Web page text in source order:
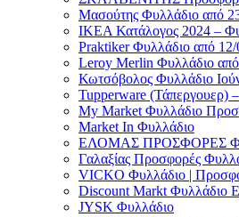
Μασούτης Φυλλάδιο από
ΙΚΕΑ Κατάλογος 2024 –
Praktiker Φυλλάδιο από
Leroy Merlin Φυλλάδιο
Κωτσόβολος Φυλλάδιο
Tupperware (Τάπεργουερ)
My Market Φυλλάδιο
Market In Φυλλάδιο
ΕΛΟΜΑΣ ΠΡΟΣΦΟΡΕΣ
Γαλαξίας Προσφορές
VICKO Φυλλάδιο |
Discount Markt Φυλλάδιο
JYSK Φυλλάδιο